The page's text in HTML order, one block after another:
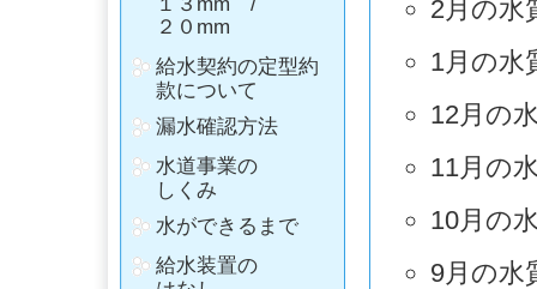
２０mm
給水契約の定型約
款について
漏水確認方法
水道事業の
しくみ
水ができるまで
給水装置の